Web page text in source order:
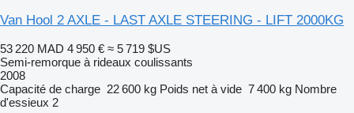
Van Hool 2 AXLE - LAST AXLE STEERING - LIFT 2000KG
53 220 MAD 4 950 € ≈ 5 719 $US
Semi-remorque à rideaux coulissants
2008
Capacité de charge 22 600 kg Poids net à vide 7 400 kg Nombre
d'essieux 2